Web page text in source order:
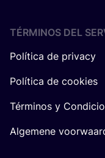
TÉRMINOS DEL
Política de privacy
Política de cookies
Términos y
Algemene